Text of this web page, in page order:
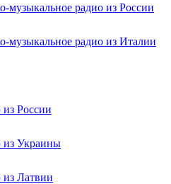
музыкальное радио из России
музыкальное радио из Италии
России
из Украины
из Латвии